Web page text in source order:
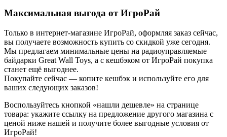
Максимальная выгода от ИгроРай
Только в интернет-магазине ИгроРай, оформляя заказ сейчас,
вы получаете возможность купить со скидкой уже сегодня.
Мы предлагаем минимальные цены на радиоуправляемые
байдарки Great Wall Toys, а с кешбэком от ИгроРай покупка
станет ещё выгоднее.
Покупайте сейчас — копите кешбэк и используйте его для
ваших следующих заказов!
Воспользуйтесь кнопкой «нашли дешевле» на странице
товара: укажите ссылку на предложение другого магазина с
ценой ниже нашей и получите более выгодные условия от
ИгроРай!